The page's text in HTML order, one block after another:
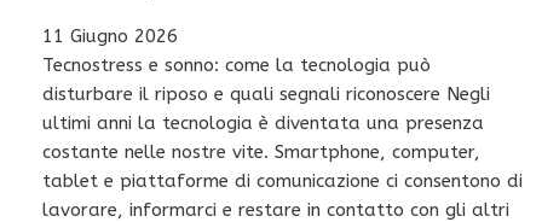
11 Giugno 2026
Tecnostress e sonno: come la tecnologia può
disturbare il riposo e quali segnali riconoscere Negli
ultimi anni la tecnologia è diventata una presenza
costante nelle nostre vite. Smartphone, computer,
tablet e piattaforme di comunicazione ci consentono di
lavorare, informarci e restare in contatto con gli altri